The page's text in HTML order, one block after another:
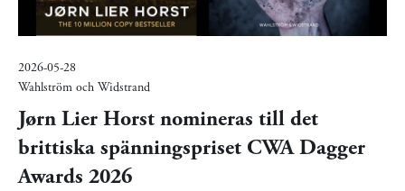
2026-05-28
Wahlström och Widstrand
Jørn Lier Horst nomineras till det
brittiska spänningspriset CWA Dagger
Awards 2026